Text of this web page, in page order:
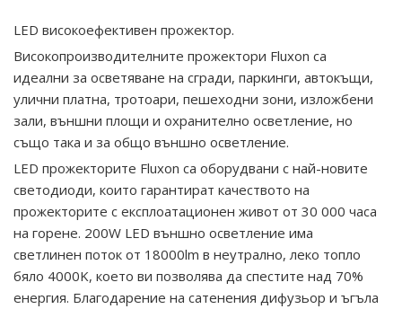
LED високоефективен прожектор.
Високопроизводителните прожектори Fluxon са
идеални за осветяване на сгради, паркинги, автокъщи,
улични платна, тротоари, пешеходни зони, изложбени
зали, външни площи и охранително осветление, но
също така и за общо външно осветление.
LED прожекторите Fluxon са оборудвани с най-новите
светодиоди, които гарантират качеството на
прожекторите с експлоатационен живот от 30 000 часа
на горене. 200W LED външно осветление има
светлинен поток от 18000lm в неутрално, леко топло
бяло 4000K, което ви позволява да спестите над 70%
енергия. Благодарение на сатенения дифузьор и ъгъла